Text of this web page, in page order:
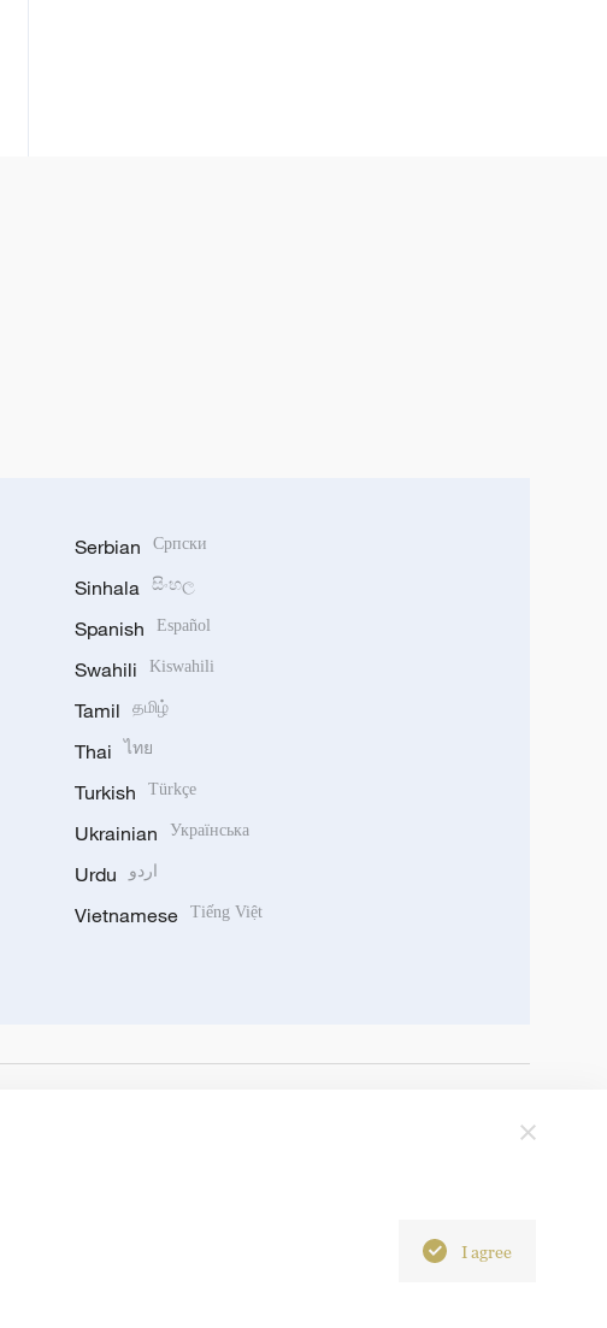
Serbian Српски
Sinhala සිංහල
Spanish Español
Swahili Kiswahili
Tamil தமிழ்
Thai ไทย
Turkish Türkçe
Ukrainian Українська
Urdu اردو
Vietnamese Tiếng Việt
I agree